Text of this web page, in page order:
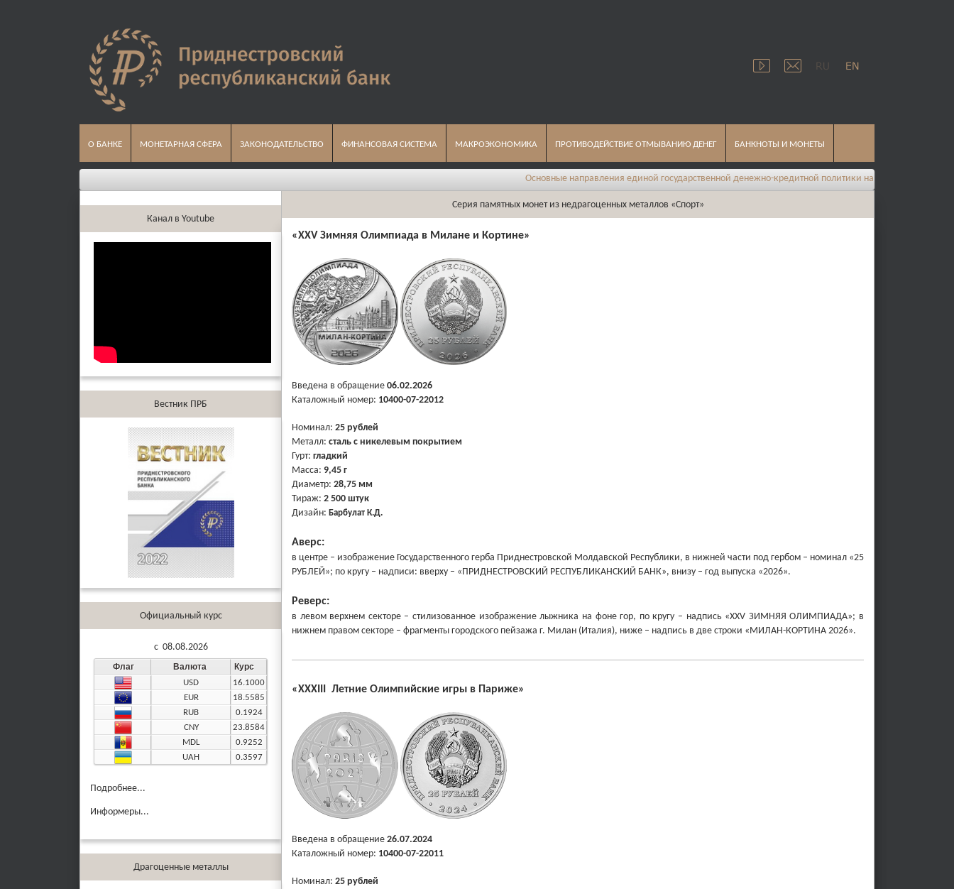
О БАНКЕ МОНЕТАРНАЯ СФЕРА ЗАКОНОДАТЕЛЬСТВО ФИНАНСОВАЯ СИСТЕМА МАКРОЭКОНОМИКА ПРОТИВОДЕЙСТВИЕ ОТМЫВАНИЮ ДЕНЕГ БАНКНОТЫ И МОНЕТЫ
Основные направления единой государственной денежно-кредитной политики на 2026 год
Канал в Youtube
Вестник ПРБ
Официальный курс
c 08.08.2026
Флаг Валюта Курс
USD
16.1000
EUR
18.5585
RUB
0.1924
CNY
23.8584
MDL
0.9252
UAH
0.3597
Подробнее...
Информеры...
Драгоценные металлы
Серия памятных монет из недрагоценных металлов «Спорт»
«ХХV Зимняя Олимпиада в Милане и Кортине»
Введена в обращение 06.02.2026
Каталожный номер: 10400-07-22012
Номинал: 25 рублей
Металл: сталь с никелевым покрытием
Гурт: гладкий
Масса: 9,45 г
Диаметр: 28,75 мм
Тираж: 2 500 штук
Дизайн: Барбулат К.Д.
Аверс:
в центре – изображение Государственного герба Приднестровской Молдавской Республики, в нижней части под гербом – номинал «25
РУБЛЕЙ»; по кругу – надписи: вверху – «ПРИДНЕСТРОВСКИЙ РЕСПУБЛИКАНСКИЙ БАНК», внизу – год выпуска «2026».
Реверс:
в левом верхнем секторе – стилизованное изображение лыжника на фоне гор, по кругу – надпись «ХХV ЗИМНЯЯ ОЛИМПИАДА»; в
нижнем правом секторе – фрагменты городского пейзажа г. Милан (Италия), ниже – надпись в две строки «МИЛАН-КОРТИНА 2026».
«XXХIII Летние Олимпийские игры в Париже»
Введена в обращение 26.07.2024
Каталожный номер: 10400-07-22011
Номинал: 25 рублей